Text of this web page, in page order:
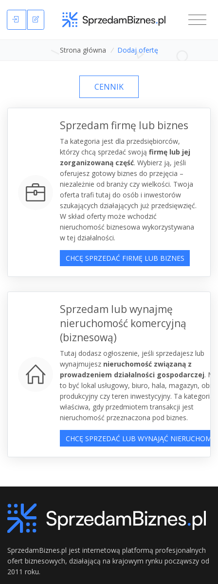
Strona główna / Dodaj ofertę
CENNIK
Sprzedam firmę lub biznes
Ta kategoria jest dla przedsiębiorców,
którzy chcą sprzedać swoją firmę lub jej
zorganizowaną część. Wybierz ją, jeśli
oferujesz gotowy biznes do przejęcia –
niezależnie od branży czy wielkości. Twoja
oferta trafi tutaj do osób i inwestorów
szukających działających już przedsięwzięć.
W skład oferty może wchodzić
nieruchomość biznesowa wykorzystywana
w tej działalności.
CHCĘ SPRZEDAĆ FIRMĘ LUB BIZNES
Sprzedam lub wynajmę
nieruchomość komercyjną
(biznesową)
Tutaj dodasz ogłoszenie, jeśli sprzedajesz lub
wynajmujesz nieruchomość związaną z
prowadzeniem działalności gospodarczej.
to być lokal usługowy, biuro, hala, magazyn,
produkcyjny czy teren inwestycyjny. Ta kategoria
właściwa, gdy przedmiotem transakcji jest
nieruchomość przeznaczona pod biznes.
CHCĘ SPRZEDAĆ LUB WYNAJĄĆ
SprzedamBiznes.pl jest internetową platformą profesjonalnych
ofert biznesowych, działającą na krajowym rynku począwszy od
2011 roku.